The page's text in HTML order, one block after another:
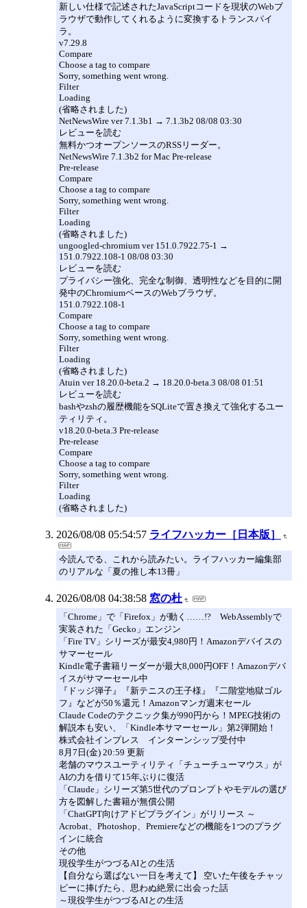
新しい仕様で記述されたJavaScriptコードを現状のWebブ
ラウザで動作してくれるように変換するトランスパイ
ラ。
v7.29.8
Compare
Choose a tag to compare
Sorry, something went wrong.
Filter
Loading
(省略されました)
NetNewsWire ver 7.1.3b1 → 7.1.3b2 08/08 03:30
レビューを読む
無料かつオープンソースのRSSリーダー。
NetNewsWire 7.1.3b2 for Mac Pre-release
Pre-release
Compare
Choose a tag to compare
Sorry, something went wrong.
Filter
Loading
(省略されました)
ungoogled-chromium ver 151.0.7922.75-1 →
151.0.7922.108-1 08/08 03:30
レビューを読む
プライバシー強化、完全な制御、透明性などを目的に開
発中のChromiumベースのWebブラウザ。
151.0.7922.108-1
Compare
Choose a tag to compare
Sorry, something went wrong.
Filter
Loading
(省略されました)
Atuin ver 18.20.0-beta.2 → 18.20.0-beta.3 08/08 01:51
レビューを読む
bashやzshの履歴機能をSQLiteで置き換えて強化するユー
ティリティ。
v18.20.0-beta.3 Pre-release
Pre-release
Compare
Choose a tag to compare
Sorry, something went wrong.
Filter
Loading
(省略されました)
2026/08/08 05:54:57 ライフハッカー［日本版］
今読んでる、これから読みたい。ライフハッカー編集部
のリアルな「夏の推し本13冊」
2026/08/08 04:38:58 窓の杜
「Chrome」で「Firefox」が動く……!? WebAssemblyで
実装された「Gecko」エンジン
「Fire TV」シリーズが最安4,980円！Amazonデバイスの
サマーセール
Kindle電子書籍リーダーが最大8,000円OFF！Amazonデバ
イスがサマーセール中
『ドッジ弾子』『新テニスの王子様』『二階堂地獄ゴル
フ』などが50％還元！Amazonマンガ週末セール
Claude Codeのテクニック集が990円から！MPEG技術の
解説本も安い、「Kindle本サマーセール」第2弾開始！
株式会社インプレス インターンシップ受付中
8月7日(金) 20:59 更新
老舗のマウスユーティリティ「チューチューマウス」が
AIの力を借りて15年ぶりに復活
「Claude」シリーズ第5世代のプロンプトやモデルの選び
方を図解した書籍が無償公開
「ChatGPT向けアドビプラグイン」がリリース ～
Acrobat、Photoshop、Premiereなどの機能を1つのプラグ
インに統合
その他
現役学生がつづるAIとの生活
【自分なら選ばない一日を考えて】 空いた午後をチャッ
ピーに捧げたら、思わぬ絶景に出会った話
～現役学生がつづるAIとの生活